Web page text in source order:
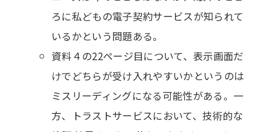
ろに私どもの電子契約サービスが知られて
いるかという問題ある。
資料４の22ページ目について、表示画面だ
けでどちらが受け入れやすいかというのは
ミスリーディングになる可能性がある。一
方、トラストサービスにおいて、技術的な